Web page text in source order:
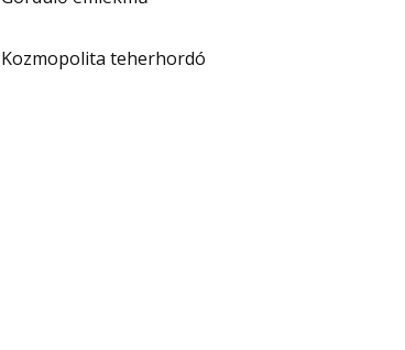
Kozmopolita teherhordó